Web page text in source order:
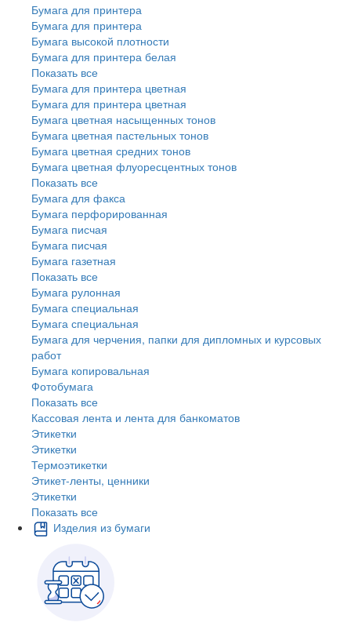
Бумага для принтера
Бумага для принтера
Бумага высокой плотности
Бумага для принтера белая
Показать все
Бумага для принтера цветная
Бумага для принтера цветная
Бумага цветная насыщенных тонов
Бумага цветная пастельных тонов
Бумага цветная средних тонов
Бумага цветная флуоресцентных тонов
Показать все
Бумага для факса
Бумага перфорированная
Бумага писчая
Бумага писчая
Бумага газетная
Показать все
Бумага рулонная
Бумага специальная
Бумага специальная
Бумага для черчения, папки для дипломных и курсовых
работ
Бумага копировальная
Фотобумага
Показать все
Кассовая лента и лента для банкоматов
Этикетки
Этикетки
Термоэтикетки
Этикет-ленты, ценники
Этикетки
Показать все
Изделия из бумаги